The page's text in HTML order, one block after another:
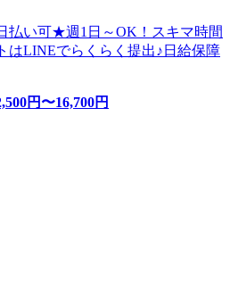
払い可★週1日～OK！スキマ時間
はLINEでらくらく提出♪日給保障
円〜16,700円